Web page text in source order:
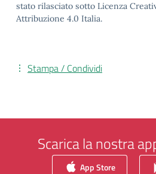
stato rilasciato sotto Licenza
Attribuzione 4.0 Italia.
Stampa / Condividi
Scarica la nostra
App Store